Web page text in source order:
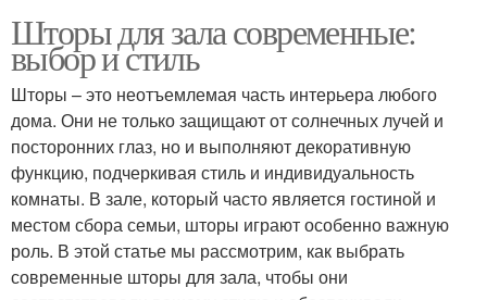
Шторы для зала современные:
выбор и стиль
Шторы – это неотъемлемая часть интерьера любого
дома. Они не только защищают от солнечных лучей и
посторонних глаз, но и выполняют декоративную
функцию, подчеркивая стиль и индивидуальность
комнаты. В зале, который часто является гостиной и
местом сбора семьи, шторы играют особенно важную
роль. В этой статье мы рассмотрим, как выбрать
современные шторы для зала, чтобы они